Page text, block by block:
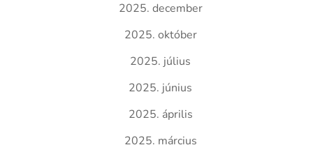
2025. december
2025. október
2025. július
2025. június
2025. április
2025. március